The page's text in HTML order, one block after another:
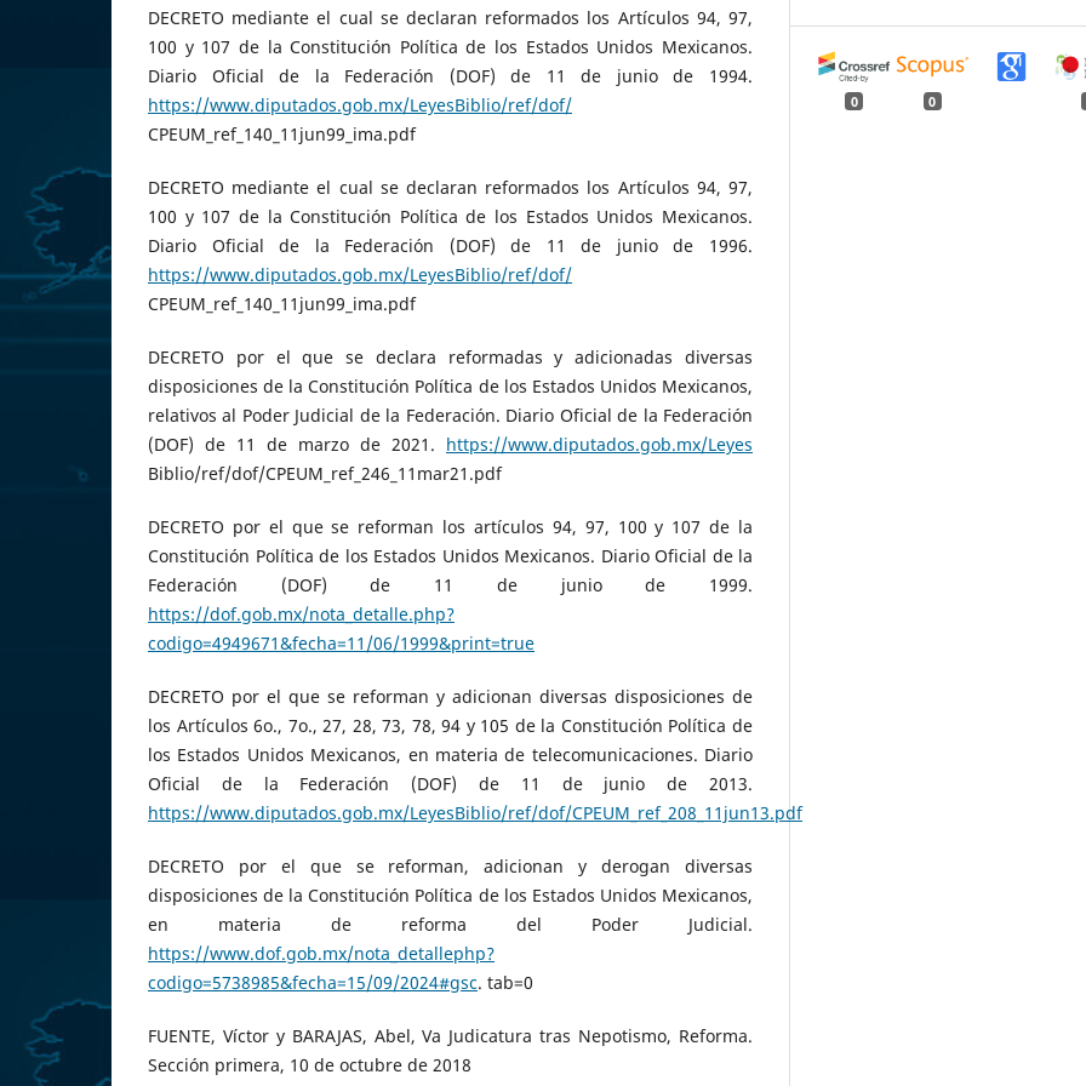
DECRETO mediante el cual se declaran reformados los Artículos 94, 97,
100 y 107 de la Constitución Política de los Estados Unidos Mexicanos.
Diario Oficial de la Federación (DOF) de 11 de junio de 1994.
https://www.diputados.gob.mx/LeyesBiblio/ref/dof/
CPEUM_ref_140_11jun99_ima.pdf
DECRETO mediante el cual se declaran reformados los Artículos 94, 97,
100 y 107 de la Constitución Política de los Estados Unidos Mexicanos.
Diario Oficial de la Federación (DOF) de 11 de junio de 1996.
https://www.diputados.gob.mx/LeyesBiblio/ref/dof/
CPEUM_ref_140_11jun99_ima.pdf
DECRETO por el que se declara reformadas y adicionadas diversas
disposiciones de la Constitución Política de los Estados Unidos Mexicanos,
relativos al Poder Judicial de la Federación. Diario Oficial de la Federación
(DOF) de 11 de marzo de 2021. https://www.diputados.gob.mx/Leyes
Biblio/ref/dof/CPEUM_ref_246_11mar21.pdf
DECRETO por el que se reforman los artículos 94, 97, 100 y 107 de la
Constitución Política de los Estados Unidos Mexicanos. Diario Oficial de la
Federación (DOF) de 11 de junio de 1999.
https://dof.gob.mx/nota_detalle.php?
codigo=4949671&fecha=11/06/1999&print=true
DECRETO por el que se reforman y adicionan diversas disposiciones de
los Artículos 6o., 7o., 27, 28, 73, 78, 94 y 105 de la Constitución Política de
los Estados Unidos Mexicanos, en materia de telecomunicaciones. Diario
Oficial de la Federación (DOF) de 11 de junio de 2013.
https://www.diputados.gob.mx/LeyesBiblio/ref/dof/CPEUM_ref_208_11jun13.pdf
DECRETO por el que se reforman, adicionan y derogan diversas
disposiciones de la Constitución Política de los Estados Unidos Mexicanos,
en materia de reforma del Poder Judicial.
https://www.dof.gob.mx/nota_detallephp?
codigo=5738985&fecha=15/09/2024#gsc. tab=0
FUENTE, Víctor y BARAJAS, Abel, Va Judicatura tras Nepotismo, Reforma.
Sección primera, 10 de octubre de 2018
0 0